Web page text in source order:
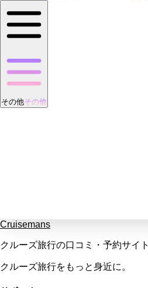
その他その他
Cruisemans
クルーズ旅行の口コミ・予約サイト
クルーズ旅行をもっと身近に。